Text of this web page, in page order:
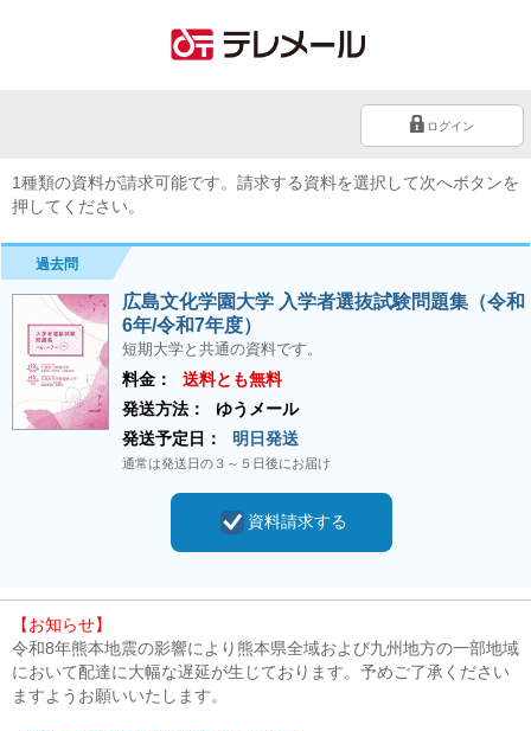
ログイン
1種類の資料が請求可能です。請求する資料を選択して次へボタンを
押してください。
過去問
広島文化学園大学 入学者選抜試験問題集（令和
6年/令和7年度）
短期大学と共通の資料です。
料金：
送料とも無料
発送方法：
ゆうメール
発送予定日：
明日発送
通常は発送日の３～５日後にお届け
資料請求する
【お知らせ】
令和8年熊本地震の影響により熊本県全域および九州地方の一部地域
において配達に大幅な遅延が生じております。予めご了承ください
ますようお願いいたします。